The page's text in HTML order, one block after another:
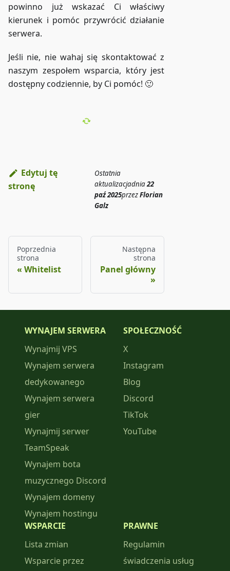
powinno już wskazać Ci właściwy
kierunek i pomóc przywrócić działanie
serwera.
Jeśli nie, nie wahaj się skontaktować z
naszym zespołem wsparcia, który jest
dostępny codziennie, by Ci pomóc! 🙂
Edytuj tę
stronę
Ostatnia
aktualizacjadnia22
paź 2025przezFlorian
Galz
Poprzednia
strona
Whitelist
Następna
strona
Panel główny
WYNAJEM SERWERA
Wynajmij VPS
Wynajem serwera
dedykowanego
Wynajem serwera
gier
Wynajmij serwer
TeamSpeak
Wynajem bota
muzycznego Discord
Wynajem domeny
Wynajem hostingu
SPOŁECZNOŚĆ
X
Instagram
Blog
Discord
TikTok
YouTube
WSPARCIE
Lista zmian
Wsparcie przez
PRAWNE
Regulamin
świadczenia usług